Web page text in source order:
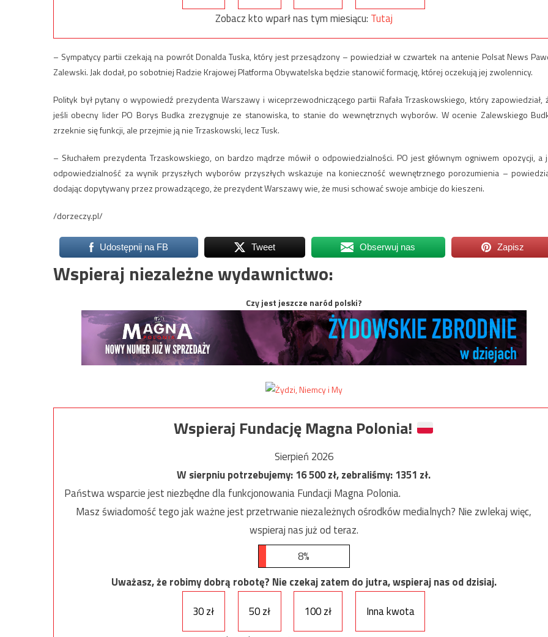
Zobacz kto wparł nas tym miesiącu: Tutaj
– Sympatycy partii czekają na powrót Donalda Tuska, który jest przesądzony – powiedział w czwartek na antenie Polsat News
Zalewski. Jak dodał, po sobotniej Radzie Krajowej Platforma Obywatelska będzie stanowić formację, której oczekują jej zwolennicy.
Polityk był pytany o wypowiedź prezydenta Warszawy i wiceprzewodniczącego partii Rafała Trzaskowskiego, który zapowiedział,
jeśli obecny lider PO Borys Budka zrezygnuje ze stanowiska, to stanie do wewnętrznych wyborów. W ocenie Zalewskiego
zrzeknie się funkcji, ale przejmie ją nie Trzaskowski, lecz Tusk.
– Słuchałem prezydenta Trzaskowskiego, on bardzo mądrze mówił o odpowiedzialności. PO jest głównym ogniwem opozycji, a
odpowiedzialność za wynik przyszłych wyborów przyszłych wskazuje na konieczność wewnętrznego porozumienia –
dodając dopytywany przez prowadzącego, że prezydent Warszawy wie, że musi schować swoje ambicje do kieszeni.
/dorzeczy.pl/
Udostępnij na FB Tweet Obserwuj nas Zapisz
Wspieraj niezależne wydawnictwo:
Czy jest jeszcze naród polski?
Wspieraj Fundację Magna Polonia!
Sierpień 2026
W sierpniu potrzebujemy:16 500zł, zebraliśmy:1351 zł.
Państwa wsparcie jest niezbędne dla funkcjonowania Fundacji Magna Polonia.
Masz świadomość tego jak ważne jest przetrwanie niezależnych ośrodków medialnych? Nie zwlekaj więc,
wspieraj nas już od teraz.
8%
Uważasz, że robimy dobrą robotę? Nie czekaj zatem do jutra, wspieraj nas od dzisiaj.
30 zł
50 zł 100 zł
Inna kwota